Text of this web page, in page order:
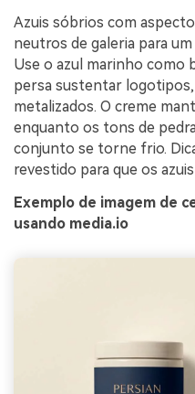
Azuis sóbrios com
neutros de galeria para
Use o azul marinho como
persa sustentar
metalizados. O creme
enquanto os tons de
conjunto se torne frio.
revestido para que os
Exemplo de imagem de
usando media.io